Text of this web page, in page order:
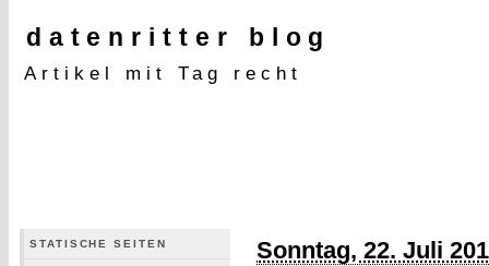
datenritter blog
Artikel mit Tag recht
STATISCHE SEITEN Sonntag, 22. Juli